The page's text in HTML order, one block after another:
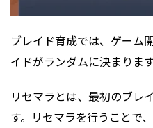
ブレイド育成では、ゲーム
イドがランダムに決まります
リセマラとは、最初のブレ
す。リセマラを行うことで